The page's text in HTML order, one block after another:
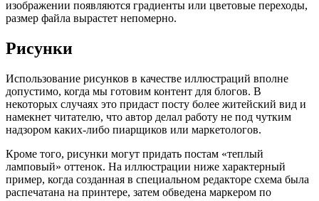
изображении появляются градиенты или цветовые переходы,
размер файла вырастет непомерно.
Рисунки
Использование рисунков в качестве иллюстраций вполне
допустимо, когда мы готовим контент для блогов. В
некоторых случаях это придаст посту более житейский вид и
намекнет читателю, что автор делал работу не под чутким
надзором каких-либо пиарщиков или маркетологов.
Кроме того, рисунки могут придать постам «теплый
ламповый» оттенок. На иллюстрации ниже характерный
пример, когда созданная в специальном редакторе схема была
распечатана на принтере, затем обведена маркером по